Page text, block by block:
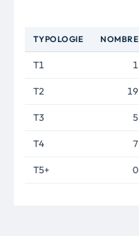
TYPOLOGIE NOMBRE
T1 1
T2 19
T3 5
T4 7
T5+ 0